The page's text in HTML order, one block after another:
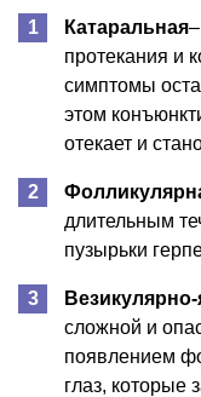
Катаральная
протекания и
симптомы
этом
отекает и
длительным
пузырьки
сложной и
появлением
глаз, которые